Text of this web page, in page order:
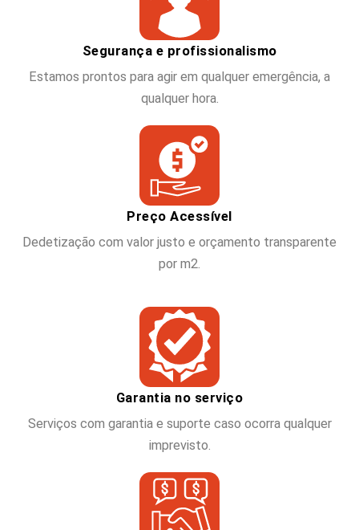
Segurança e profissionalismo
Estamos prontos para agir em qualquer emergência, a
qualquer hora.
Preço Acessível
Dedetização com valor justo e orçamento transparente
por m2.
Garantia no serviço
Serviços com garantia e suporte caso ocorra qualquer
imprevisto.